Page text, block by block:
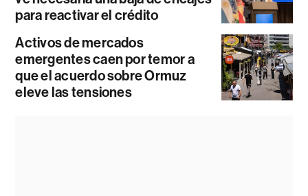
para reactivar el crédito
Activos de mercados
emergentes caen por temor a
que el acuerdo sobre Ormuz
eleve las tensiones